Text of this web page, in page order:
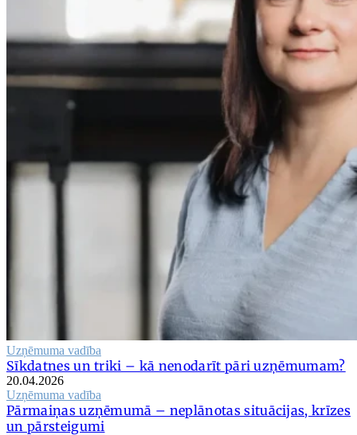
Uzņēmuma vadība
Sīkdatnes un triki – kā nenodarīt pāri uzņēmumam?
20.04.2026
Uzņēmuma vadība
Pārmaiņas uzņēmumā – neplānotas situācijas, krīzes
un pārsteigumi